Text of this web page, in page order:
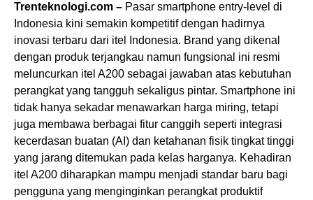
Trenteknologi.com – Pasar smartphone entry-level di
Indonesia kini semakin kompetitif dengan hadirnya
inovasi terbaru dari itel Indonesia. Brand yang dikenal
dengan produk terjangkau namun fungsional ini resmi
meluncurkan itel A200 sebagai jawaban atas kebutuhan
perangkat yang tangguh sekaligus pintar. Smartphone ini
tidak hanya sekadar menawarkan harga miring, tetapi
juga membawa berbagai fitur canggih seperti integrasi
kecerdasan buatan (AI) dan ketahanan fisik tingkat tinggi
yang jarang ditemukan pada kelas harganya. Kehadiran
itel A200 diharapkan mampu menjadi standar baru bagi
pengguna yang menginginkan perangkat produktif